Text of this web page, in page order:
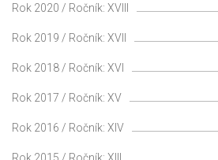
Rok 2020 / Ročník: XVIII
Rok 2019 / Ročník: XVII
Rok 2018 / Ročník: XVI
Rok 2017 / Ročník: XV
Rok 2016 / Ročník: XIV
Rok 2015 / Ročník: XIII